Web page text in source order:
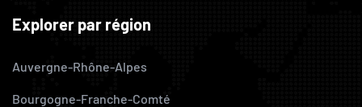
Explorer par région
Auvergne-Rhône-Alpes
Bourgogne-Franche-Comté